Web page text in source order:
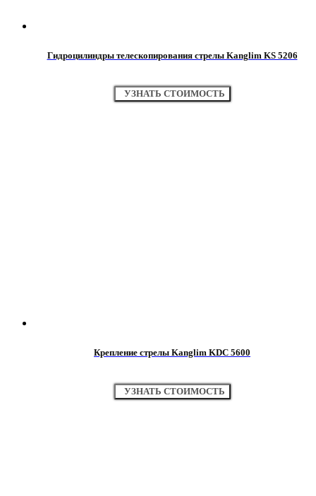
Гидроцилиндры телескопирования стрелы Kanglim KS 5206
УЗНАТЬ СТОИМОСТЬ
Крепление стрелы Kanglim KDC 5600
УЗНАТЬ СТОИМОСТЬ